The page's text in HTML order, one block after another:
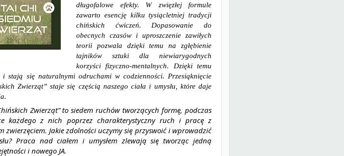
długofalowe efekty. W zwięzłej formule
zawarto esencję kilku tysiącletniej tradycji
chińskich ćwiczeń. Dopasowanie do
obecnych czasów i uproszczenie zawiłych
teorii pozwala dzięki temu na zgłębienie
tajników sztuki dla niewiarygodnych
korzyści fizyczno-mentalnych. Dzięki temu
stają się naturalnymi odruchami w codzienności. Przesiąknięcie
Zwierząt” staje się częścią naszego ciała i umysłu, które daje
Zwierząt” to siedem ruchów tworzących formę, podczas
każdego z nich poprzez charakterystyczny ruch i pracę z
zwierzęciem. Jakie zdolności uczymy się przyswoić i wprowadzić
Praca nad ciałem i umysłem zlewają się tworząc jedną
i nowego JA.